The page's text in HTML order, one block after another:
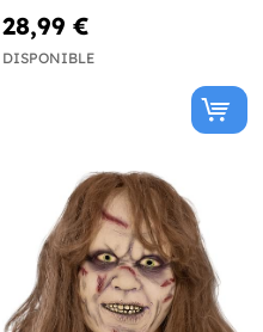
28,99 €
DISPONIBLE